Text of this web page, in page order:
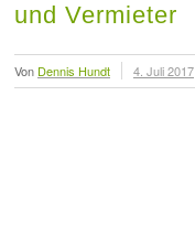
und Vermieter
Von Dennis Hundt 4. Juli 2017